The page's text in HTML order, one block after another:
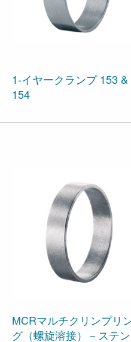
1-イヤークランプ 153 &
154
MCRマルチクリンプリ
グ（螺旋溶接）－ステ